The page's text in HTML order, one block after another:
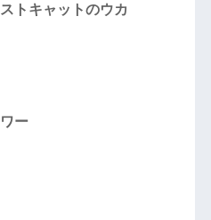
トキャットのウカ
ー